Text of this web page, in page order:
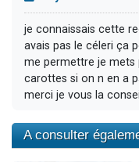
je connaissais cette
avais pas le céleri ça
me permettre je mets
carottes si on n en a
merci je vous la
A consulter